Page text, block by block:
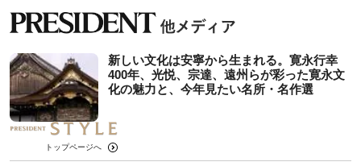
新しい文化は安寧から生まれる。寛永行幸
400年、光悦、宗達、遠州らが彩った寛永文
化の魅力と、今年見たい名所・名作選
トップページへ